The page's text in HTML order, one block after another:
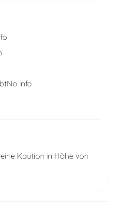
No info
Kaution in Höhe von